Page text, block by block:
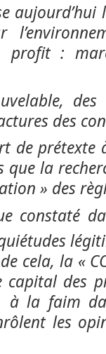
profit :
des
de prétexte
que la
» des
constaté
cela, la «
des
à la faim
les